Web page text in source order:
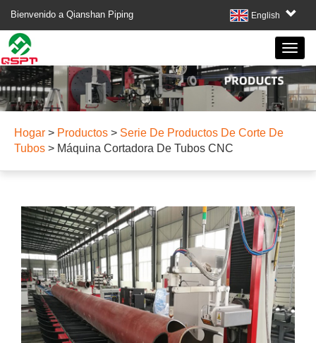
Bienvenido a Qianshan Piping English
Hogar > Productos > Serie De Productos De Corte De
Tubos > Máquina Cortadora De Tubos CNC